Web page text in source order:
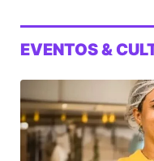
EVENTOS &